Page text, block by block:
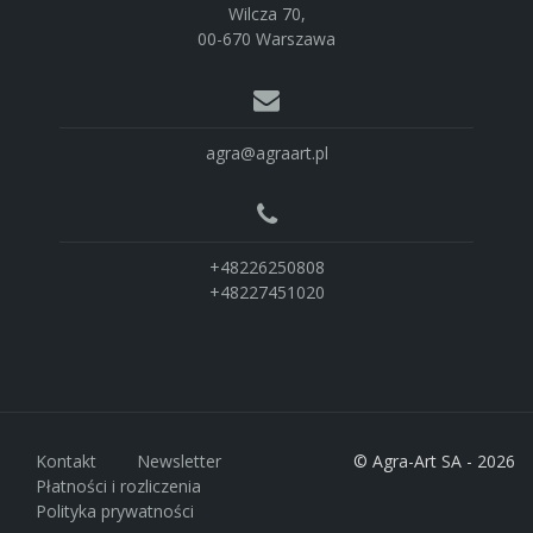
Wilcza 70,
00-670 Warszawa
agra@agraart.pl
+48226250808
+48227451020
Kontakt
Newsletter
Płatności i rozliczenia
Polityka prywatności
© Agra-Art SA - 2026